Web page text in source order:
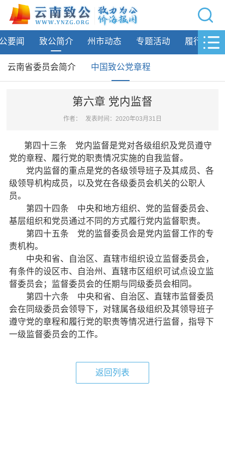
网站导航
首页
致公要闻
中国致公党章程
州市动态
专题活动
自身建设
专委会
书香机关
电子杂志
视频中心
要闻 致公简介 州市动态 专题活动 履行职责
云南省委员会简介 中国致公党章程
第六章 党内监督
作者： 发表时间：2020年03月31日
第四十三条 党内监督是党对各级组织及党员遵守
党的章程、履行党的职责情况实施的自我监督。
党内监督的重点是党的各级领导班子及其成员、各
级领导机构成员，以及党在各级委员会机关的公职人
员。
第四十四条 中央和地方组织、党的监督委员会、
基层组织和党员通过不同的方式履行党内监督职责。
第四十五条 党的监督委员会是党内监督工作的专
责机构。
中央和省、自治区、直辖市组织设立监督委员会，
有条件的设区市、自治州、直辖市区组织可试点设立监
督委员会；监督委员会的任期与同级委员会相同。
第四十六条 中央和省、自治区、直辖市监督委员
会在同级委员会领导下，对辖属各级组织及其领导班子
遵守党的章程和履行党的职责等情况进行监督，指导下
一级监督委员会的工作。
返回列表